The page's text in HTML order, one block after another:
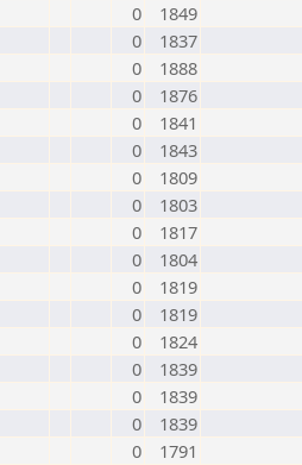
0
1849
0
1837
0
1888
0
1876
0
1841
0
1843
0
1809
0
1803
0
1817
0
1804
0
1819
0
1819
0
1824
0
1839
0
1839
0
1839
0
1791